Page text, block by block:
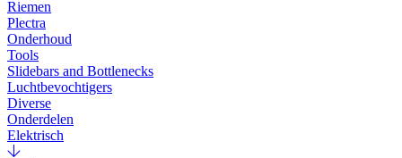
Riemen
Plectra
Onderhoud
Tools
Slidebars and Bottlenecks
Luchtbevochtigers
Diverse
Onderdelen
Elektrisch